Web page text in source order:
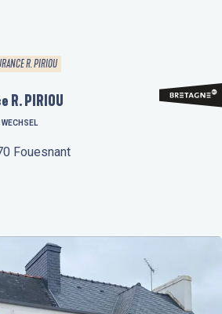
R. PIRIOU
R. PIRIOU
Fouesnant
aux